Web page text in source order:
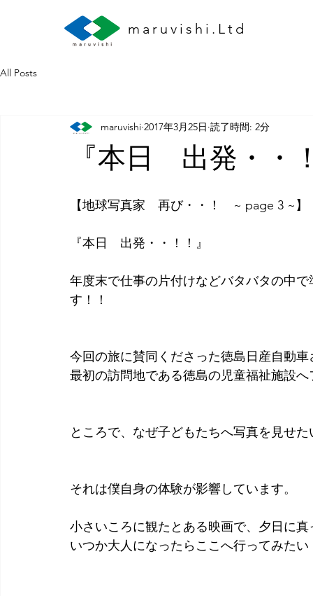
maruvishi.Ltd
All Posts
『本日 出発・・
maruvishi 2017年3月25日 読了時間: 2分
【地球写真家　再び・・！　~ page 3 ~】
『本日　出発・・！！』
年度末で仕事の片付けなどバタバタの中
す！！
今回の旅に賛同くださった徳島日産自動
最初の訪問地である徳島の児童福祉施設
ところで、なぜ子どもたちへ写真を見せ
それは僕自身の体験が影響しています。
小さいころに観たとある映画で、夕日に
いつか大人になったらここへ行ってみた